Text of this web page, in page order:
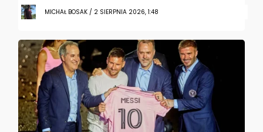
MICHAŁ BOSAK / 2 SIERPNIA 2026, 1:48